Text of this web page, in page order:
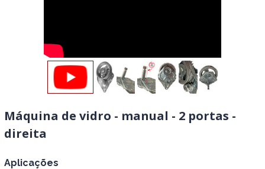
Máquina de vidro - manual - 2 portas -
direita
Aplicações